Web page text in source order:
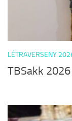
LÉTRAVERSENY
TBSakk